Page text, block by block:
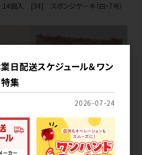
個入
[34] スポンジケーキ（白・7号）
ズケー
[34] チョコムースケーキ(6号12
カット)【解凍不要】
日配送スケジュール＆ワン
集
2026-07-24